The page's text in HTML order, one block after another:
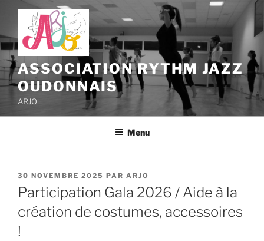
Aller
contenu
principal
ASSOCIATION RYTHM JAZZ
OUDONNAIS
ARJO
Menu
PUBLIÉ
LE
30 NOVEMBRE 2025 PAR ARJO
Participation Gala 2026 / Aide à la
création de costumes, accessoires
!